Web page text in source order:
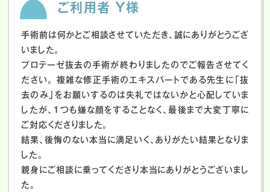
ご利用者 Y様
手術前は何かとご相談させていただき、誠にありがとうござ
いました。
プロテーゼ抜去の手術が終わりましたのでご報告させてく
ださい。
複雑な修正手術のエキスパートである先生に「抜
去のみ」をお願いするのは失礼ではないかと心配していま
したが、１つも嫌な顔をすることなく、最後まで大変丁寧に
ご対応くださりました。
結果、後悔のない本当に満足いく、ありがたい結果となりま
した。
親身にご相談に乗ってくださり本当にありがとうございまし
た。